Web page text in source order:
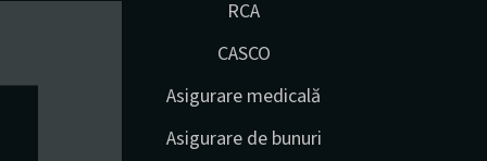
RCA
CASCO
Asigurare medicală
Asigurare de bunuri